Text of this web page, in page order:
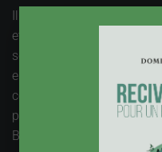
Il reste beaucoup à faire
et en premier pour
scientifiques sur ces êtres
espèces identifiées, seules
commercialisation, et sur
pour ces fermes d’algues
Barbara, 2000km² sont